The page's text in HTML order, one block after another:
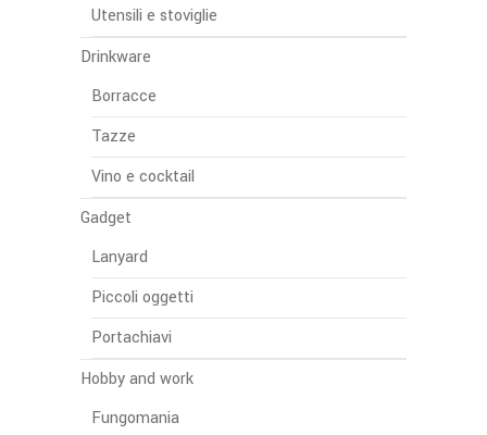
Utensili e stoviglie
Drinkware
Borracce
Tazze
Vino e cocktail
Gadget
Lanyard
Piccoli oggetti
Portachiavi
Hobby and work
Fungomania